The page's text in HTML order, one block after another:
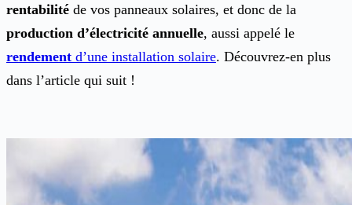
rentabilité de vos panneaux solaires, et donc de la
production d’électricité annuelle, aussi appelé le
rendement d’une installation solaire. Découvrez-en plus
dans l’article qui suit !